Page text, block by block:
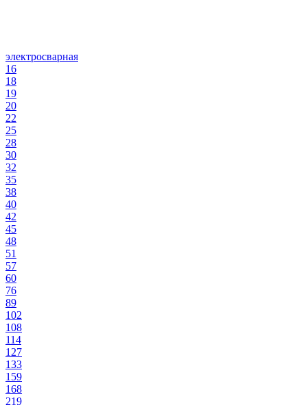
электросварная
16
18
19
20
22
25
28
30
32
35
38
40
42
45
48
51
57
60
76
89
102
108
114
127
133
159
168
219